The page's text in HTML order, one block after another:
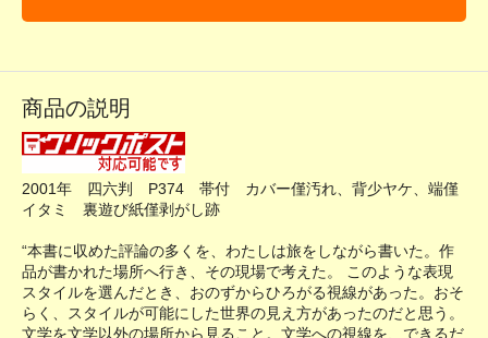
商品の説明
2001年 四六判 P374 帯付 カバー僅汚れ、背少ヤケ、端僅
イタミ 裏遊び紙僅剥がし跡
“本書に収めた評論の多くを、わたしは旅をしながら書いた。作
品が書かれた場所へ行き、その現場で考えた。 このような表現
スタイルを選んだとき、おのずからひろがる視線があった。おそ
らく、スタイルが可能にした世界の見え方があったのだと思う。
文学を文学以外の場所から見ること。文学への視線を、できるだ